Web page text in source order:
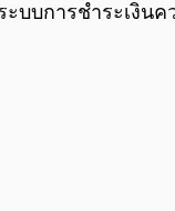
บบการชำระเงิน